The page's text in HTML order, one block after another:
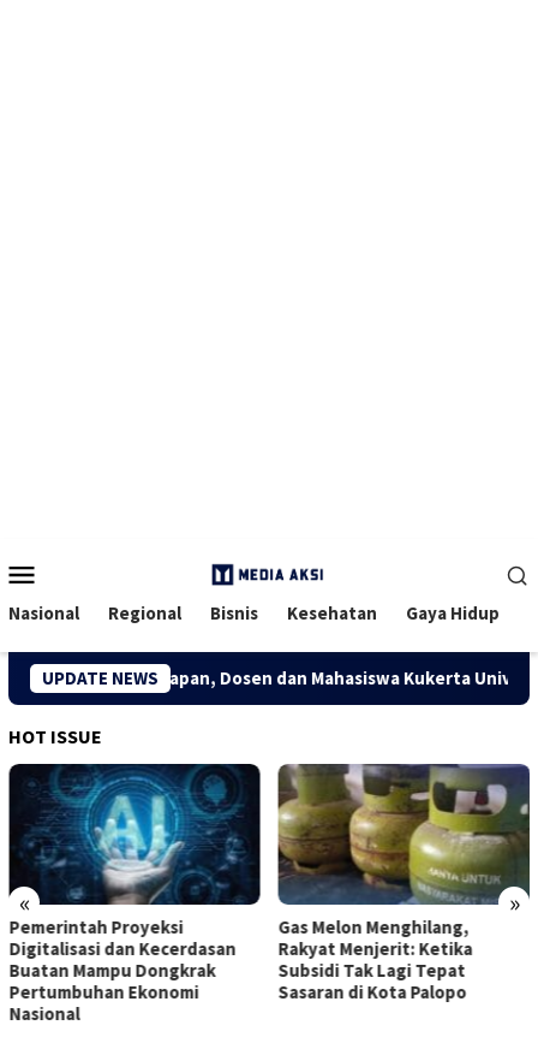
Mobile
Nasional Regional Bisnis Kesehatan Gaya Hidup
UPDATE NEWS
Kreatif Desa Kuapan, Dosen dan Mahasiswa Kukerta
HOT ISSUE
« »
Proyeksi
dan Kecerdasan
Mampu Dongkrak
Ekonomi
Gas Melon Menghilang,
Rakyat Menjerit: Ketika
Subsidi Tak Lagi Tepat
Sasaran di Kota Palopo